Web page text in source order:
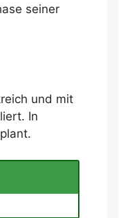
seiner
und mit
In